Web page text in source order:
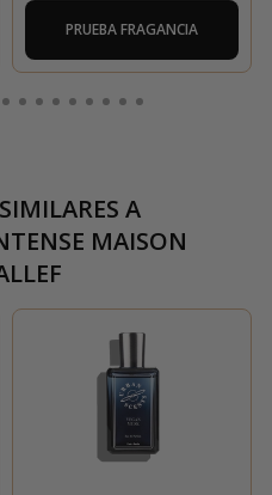
PRUEBA FRAGANCIA
A
MAISON